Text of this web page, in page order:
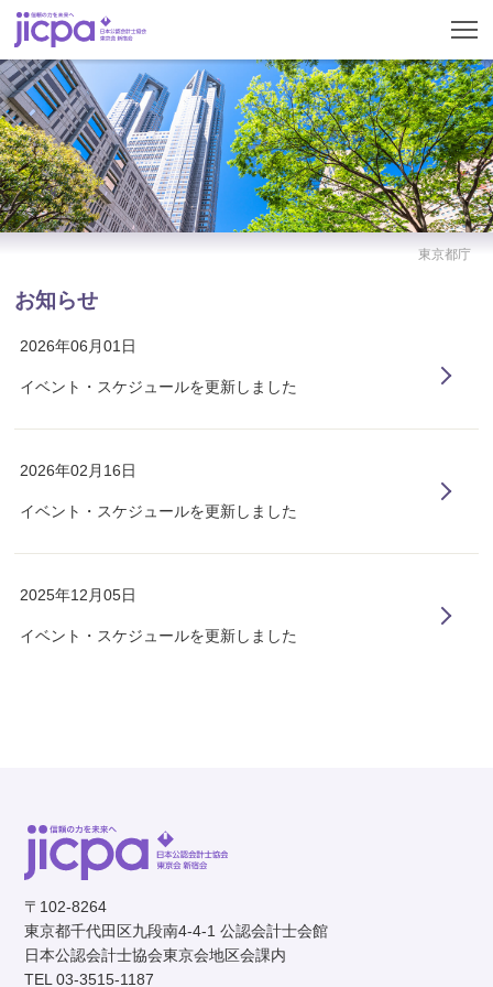
東京都庁
お知らせ
2026年06月01日
イベント・スケジュールを更新しました
2026年02月16日
イベント・スケジュールを更新しました
2025年12月05日
イベント・スケジュールを更新しました
〒102-8264
東京都千代田区九段南4-4-1 公認会計士会館
日本公認会計士協会東京会地区会課内
TEL 03-3515-1187